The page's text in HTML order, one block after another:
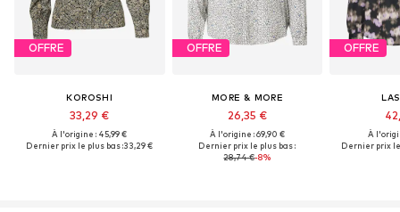
OFFRE
KOROSHI
33,29 €
À l'origine : 45,99 €
Dernier prix le plus bas :33,29 €
OFFRE
MORE & MORE
26,35 €
À l'origine : 69,90 €
Dernier prix le plus bas :
28,74 €-8%
OFFRE
À
Dernier prix le